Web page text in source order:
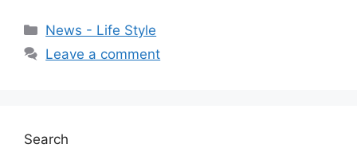
Categories
News - Life Style
Leave a comment
Search